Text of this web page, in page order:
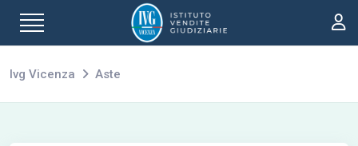
Ivg Vicenza Aste